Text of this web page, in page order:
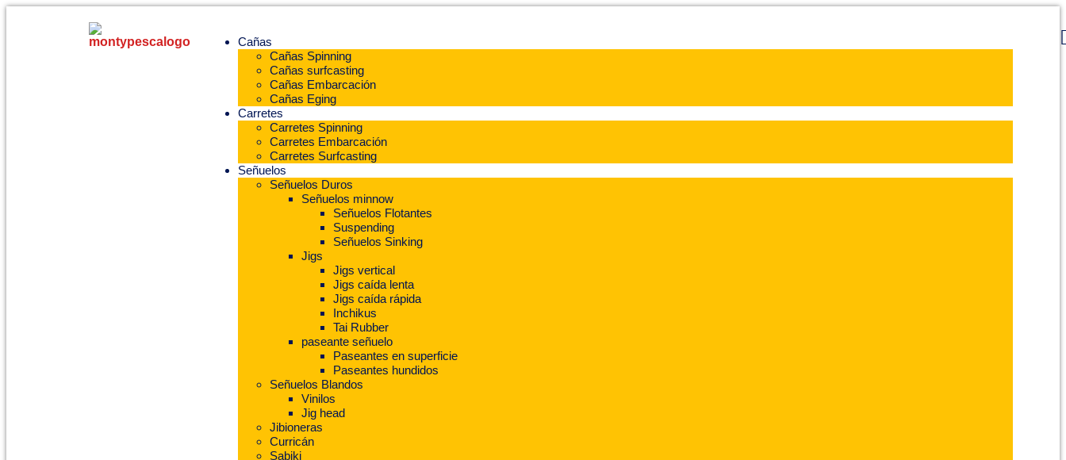
Cañas
Cañas Spinning
Cañas surfcasting
Cañas Embarcación
Cañas Eging
Carretes
Carretes Spinning
Carretes Embarcación
Carretes Surfcasting
Señuelos
Señuelos Duros
Señuelos minnow
Señuelos Flotantes
Suspending
Señuelos Sinking
Jigs
Jigs vertical
Jigs caída lenta
Jigs caída rápida
Inchikus
Tai Rubber
paseante señuelo
Paseantes en superficie
Paseantes hundidos
Señuelos Blandos
Vinilos
Jig head
Jibioneras
Curricán
Sabiki